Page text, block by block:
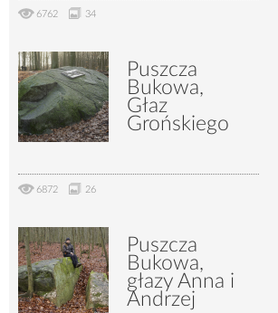
6762 34
Puszcza
Bukowa,
Głaz
Grońskiego
6872 26
Puszcza
Bukowa,
głazy Anna i
Andrzej